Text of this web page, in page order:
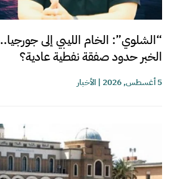
“الشلوي”: الخام الليبي إلى
الخبر حدود صفقة نفطية عادية؟
5 أغسطس, 2026 |الأخبار